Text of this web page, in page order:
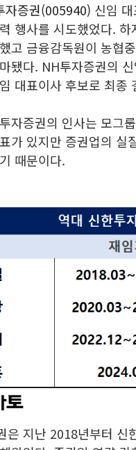
자증권(005940) 신임
행사를 시도했었다.
고 금융감독원이 농협
됐다. NH투자증권의
대표이사 후보로 최종
자증권의 인사는 모그
가 있지만 증권업의 실
때문이다.
은 지난 2018년부터